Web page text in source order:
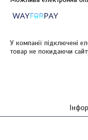
У компанії підключені
товар не покидаючи